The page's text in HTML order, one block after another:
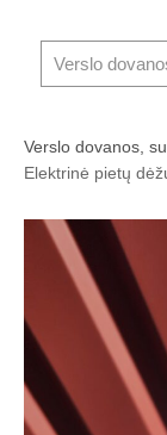
Verslo
Verslo dovanos,
Elektrinė pietų